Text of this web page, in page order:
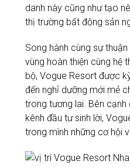
danh này cũng như tạo
thị trường bất động sản
Song hành cùng sự
vùng hoàn thiện cùng hệ
bộ, Vogue Resort được
đến nghỉ dưỡng mới mẻ
trong tương lai. Bên
kênh đầu tư sinh lời,
trong mình những cơ hội